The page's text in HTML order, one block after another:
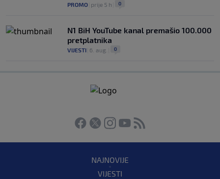
PROMO prije 5 h 0
N1 BiH YouTube kanal premašio 100.000
pretplatnika
VIJESTI 6. aug. 0
NAJNOVIJE
VIJESTI